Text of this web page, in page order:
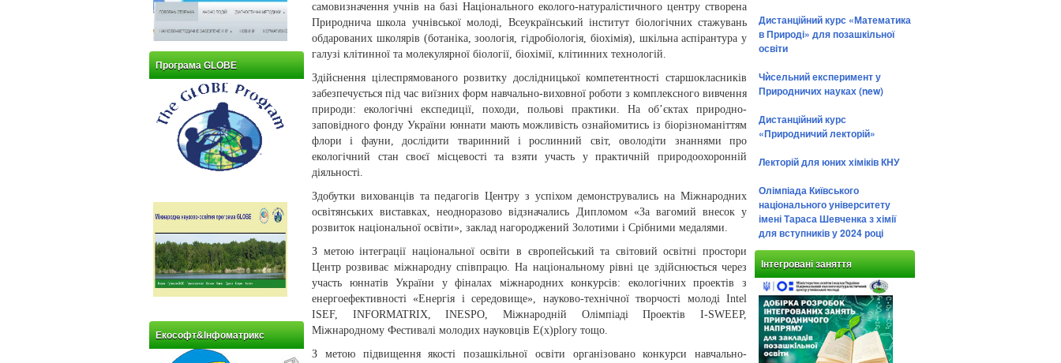
Програма GLOBE
Екософт&Інфоматрикс
самовизначення учнів на базі Національного еколого-натуралістичного центру створена
Природнича школа учнівської молоді, Всеукраїнський інститут біологічних стажувань
обдарованих школярів (ботаніка, зоологія, гідробіологія, біохімія), шкільна аспірантура у
галузі клітинної та молекулярної біології, біохімії, клітинних технологій.
Здійснення цілеспрямованого розвитку дослідницької компетентності старшокласників
забезпечується під час виїзних форм навчально-виховної роботи з комплексного вивчення
природи: екологічні експедиції, походи, польові практики. На об’єктах природно-
заповідного фонду України юннати мають можливість ознайомитись із біорізноманіттям
флори і фауни, дослідити тваринний і рослинний світ, оволодіти знаннями про
екологічний стан своєї місцевості та взяти участь у практичній природоохоронній
діяльності.
Здобутки вихованців та педагогів Центру з успіхом демонструвались на Міжнародних
освітянських виставках, неодноразово відзначались Дипломом «За вагомий внесок у
розвиток національної освіти», заклад нагороджений Золотими і Срібними медалями.
З метою інтеграції національної освіти в європейський та світовий освітні простори
Центр розвиває міжнародну співпрацю. На національному рівні це здійснюється через
участь юннатів України у фіналах міжнародних конкурсів: екологічних проектів з
енергоефективності «Енергія і середовище», науково-технічної творчості молоді Intel
ISEF, INFORMATRIX, INESPO, Міжнародній Олімпіаді Проектів I-SWEEP,
Міжнародному Фестивалі молодих науковців E(x)plory тощо.
З метою підвищення якості позашкільної освіти організовано конкурси навчально-
Дистанційний курс «Математика
в Природі» для позашкільної
освіти
Чѝсельний експеримент у
Природничих науках (new)
Дистанційний курс
«Природничий лекторій»
Лекторій для юних хіміків КНУ
Олімпіада Київського
національного університету
імені Тараса Шевченка з хімії
для вступників у 2024 році
Інтегровані заняття